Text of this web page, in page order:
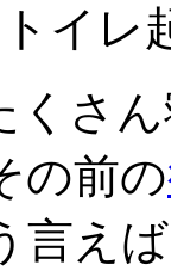
トイ
くさ
の前の
言え